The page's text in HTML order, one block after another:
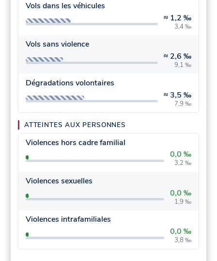
Vols dans les véhicules
≈ 1,2 ‰
3,4 ‰
Vols sans violence
≈ 2,6 ‰
9,1 ‰
Dégradations volontaires
≈ 3,5 ‰
7,9 ‰
ATTEINTES AUX PERSONNES
Violences hors cadre familial
0,0 ‰
3,2 ‰
Violences sexuelles
0,0 ‰
1,9 ‰
Violences intrafamiliales
0,0 ‰
3,8 ‰